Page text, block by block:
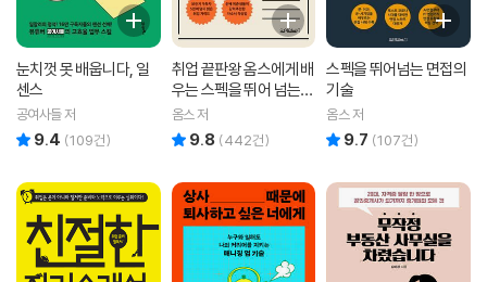
눈치껏 못 배웁니다, 일
센스
공여사들 저
9.4 (109건)
취업 끝판왕 옴스에게 배
우는 스펙을 뛰어 넘는
자소서
옴스 저
9.8 (442건)
스펙을 뛰어넘는 면접의
기술
옴스 저
9.7 (107건)